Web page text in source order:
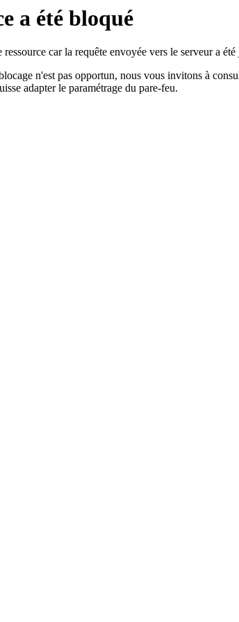
a été bloqué
car la requête envoyée vers le serveur a été
n'est pas opportun, nous vous invitons à
adapter le paramétrage du pare-feu.